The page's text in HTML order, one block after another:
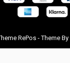
RePos - Theme By